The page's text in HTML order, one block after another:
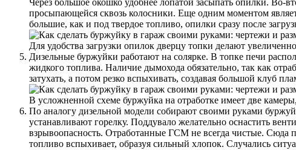
Через большое окошко удобнее лопатой засыпать опилки. Во-
просыпающейся сквозь колосники. Еще одним моментом
большие, как и под твердое топливо, опилки сразу после
Для удобства загрузки опилок дверцу топки делают
Дизельные буржуйки работают на солярке. В топке печи
жидкого топлива. Наличие дымохода обязательно, так как
затухать, а потом резко вспыхивать, создавая большой клуб
В усложненной схеме буржуйка на отработке имеет две
По аналогу дизельной модели собирают своими руками
устанавливают горелку. Поддувало желательно оснастить
взрывоопасность. Отработанные ГСМ не всегда чистые. Сюда
топливо вспыхивает, образуя сильный хлопок. Случались